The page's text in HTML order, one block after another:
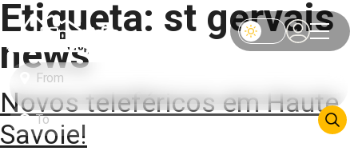
Etiqueta: st gervais
news
Novos teleféricos em Haute
Savoie!